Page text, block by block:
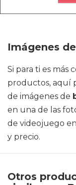
Imágenes
Si para ti es más
productos, aquí
de imágenes de
en una de las
de videojuego
y precio.
Otros